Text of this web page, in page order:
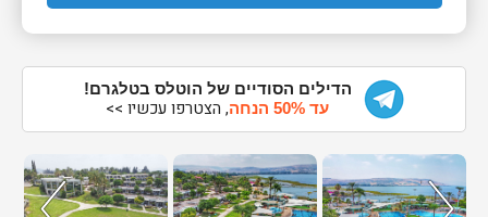
הדילים הסודיים של הוטלס בטלגרם!
עד 50% הנחה
, הצטרפו עכשיו >>